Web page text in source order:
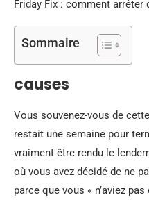
Friday Fix : comment arrêter
Sommaire
causes
Vous souvenez-vous de
restait une semaine pour
vraiment être rendu le
où vous avez décidé de ne
parce que vous « n’aviez